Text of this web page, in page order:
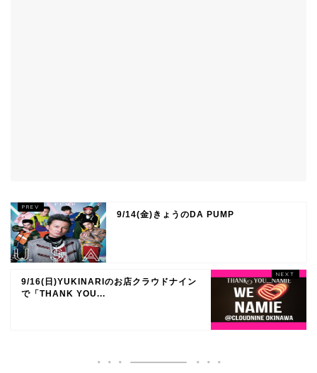
9/14(金)きょうのDA PUMP
9/16(日)YUKINARIのお店クラウドナイン
で「THANK YOU...